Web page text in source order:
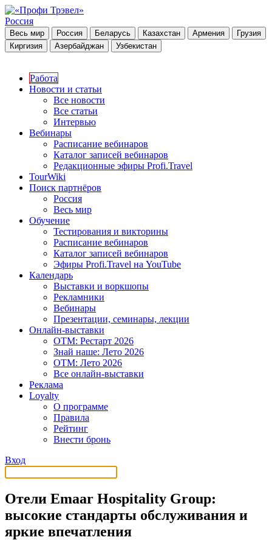
Россия
Весь мир Россия Беларусь Казахстан Армения
Грузия
Киргизия
Азербайджан Узбекистан
Работа
Новости и статьи
Все новости
Все статьи
Интервью
Вебинары
Расписание вебинаров
Каталог записей вебинаров
Редакционные эфиры Profi.Travel
TourWiki
Поиск партнёров
Россия
Весь мир
Обучение
Тестирования и викторины
Расписание вебинаров
Каталог записей вебинаров
Эфиры Profi.Travel на YouTube
Календарь
Выставки и воркшопы
Рекламники
Вебинары
Презентации, семинары, лекции
Онлайн-выставки
OTM: Рестарт 2026
Знай наше: Лето 2026
OTM: Лето 2026
Все онлайн-выставки
Реклама
Loyalty
О программе
Правила
Рейтинг
Внести бронь
Вход
Отели Emaar Hospitality Group:
высокие стандарты обслуживания и
яркие впечатления